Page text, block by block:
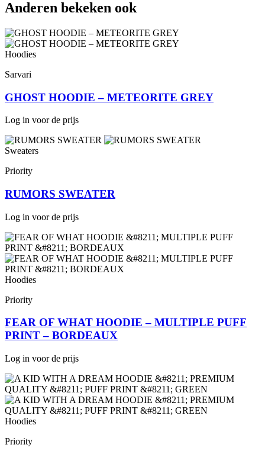
Anderen bekeken ook
Hoodies
Sarvari
GHOST HOODIE – METEORITE GREY
Log in voor de prijs
Sweaters
Priority
RUMORS SWEATER
Log in voor de prijs
Hoodies
Priority
FEAR OF WHAT HOODIE – MULTIPLE PUFF
PRINT – BORDEAUX
Log in voor de prijs
Hoodies
Priority